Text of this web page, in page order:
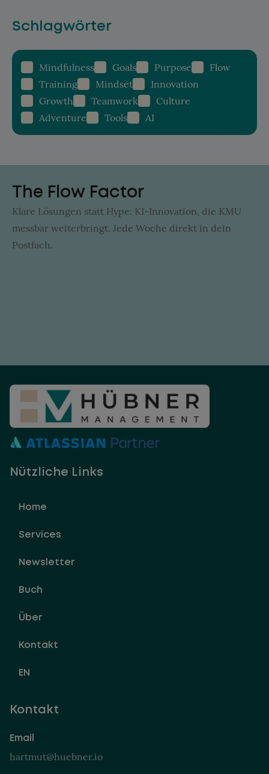
Schlagwörter
Mindfulness Goals Purpose
Flow
Training
Mindset
Innovation
Growth
Teamwork
Culture
Adventure
Tools AI
The Flow Factor
Klare Lösungen statt Hype: KI-Innovation, die KMU
messbar weiterbringt. Jede Woche direkt in dein
Postfach.
Nützliche Links
Home
Services
Newsletter
Buch
Über
Kontakt
EN
Kontakt
Email
hartmut@huebner.io